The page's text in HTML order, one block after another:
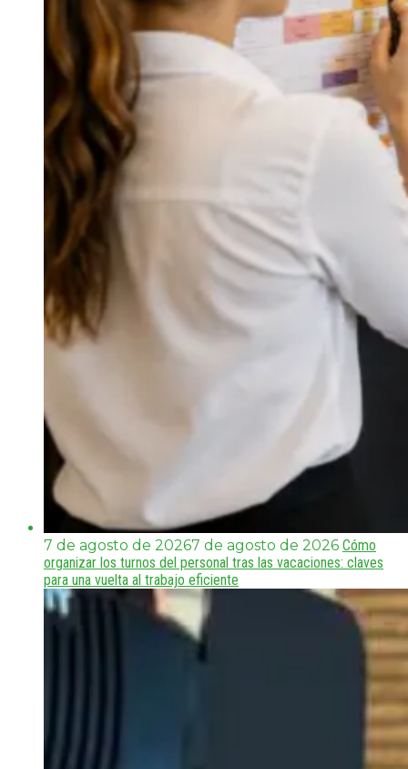
7 de agosto de 20267 de agosto de 2026 Cómo
organizar los turnos del personal tras las vacaciones: claves
para una vuelta al trabajo eficiente